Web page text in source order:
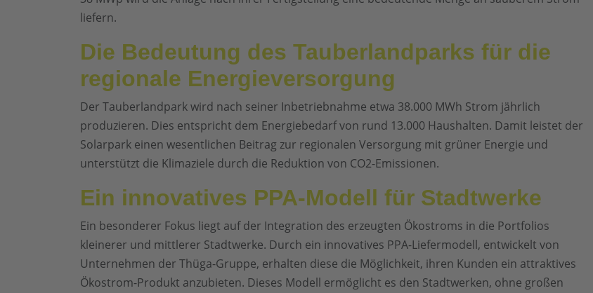
liefern.
Die Bedeutung des Tauberlandparks für die
regionale Energieversorgung
Der Tauberlandpark wird nach seiner Inbetriebnahme etwa 38.000 MWh Strom jährlich
produzieren. Dies entspricht dem Energiebedarf von rund 13.000 Haushalten. Damit leistet der
Solarpark einen wesentlichen Beitrag zur regionalen Versorgung mit grüner Energie und
unterstützt die Klimaziele durch die Reduktion von CO2-Emissionen.
Ein innovatives PPA-Modell für Stadtwerke
Ein besonderer Fokus liegt auf der Integration des erzeugten Ökostroms in die Portfolios
kleinerer und mittlerer Stadtwerke. Durch ein innovatives PPA-Liefermodell, entwickelt von
Unternehmen der Thüga-Gruppe, erhalten diese die Möglichkeit, ihren Kunden ein attraktives
Ökostrom-Produkt anzubieten. Dieses Modell ermöglicht es den Stadtwerken, ohne großen